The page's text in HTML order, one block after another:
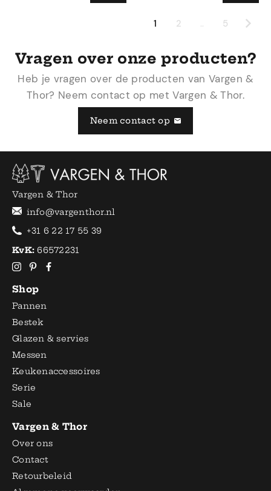
1 2 .. 5
Vragen over onze producten?
Heb je vragen over de producten van Vargen &
Thor? Neem contact op met Vargen & Thor.
Neem contact op
Vargen & Thor
info@vargenthor.nl
+31 6 22 17 55 39
KvK: 66572231
Shop
Pannen
Bestek
Glazen & servies
Messen
Keukenaccessoires
Serie
Sale
Vargen & Thor
Over ons
Contact
Retourbeleid